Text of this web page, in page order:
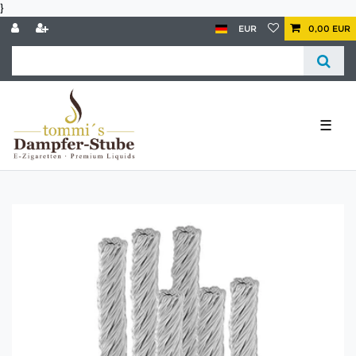
}
EUR 0,00 EUR
☰